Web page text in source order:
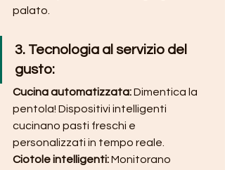
palato.
3. Tecnologia al servizio del
gusto:
Cucina automatizzata: Dimentica la
pentola! Dispositivi intelligenti
cucinano pasti freschi e
personalizzati in tempo reale.
Ciotole intelligenti: Monitorano